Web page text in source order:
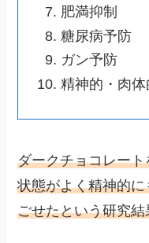
肥満抑制
糖尿病予防
ガン予防
精神的・肉
ダークチョコレー
状態がよく精神的
ごせたという研究